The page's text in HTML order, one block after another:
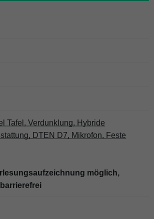
Tafel, Verdunklung, Hybride
DTEN D7, Mikrofon, Feste
möglich,